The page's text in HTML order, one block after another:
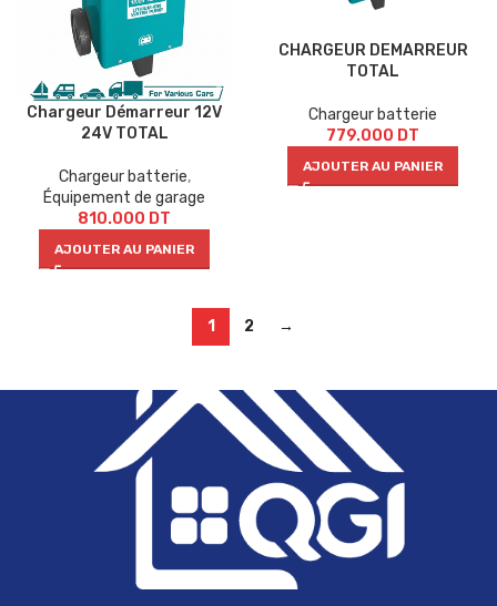
Chargeur Démarreur 12V
24V TOTAL
Chargeur batterie,
Équipement de garage
810.000 DT
AJOUTER AU PANIER
CHARGEUR DEMARREUR
TOTAL
Chargeur batterie
779.000 DT
AJOUTER AU PANIER
1 2 →